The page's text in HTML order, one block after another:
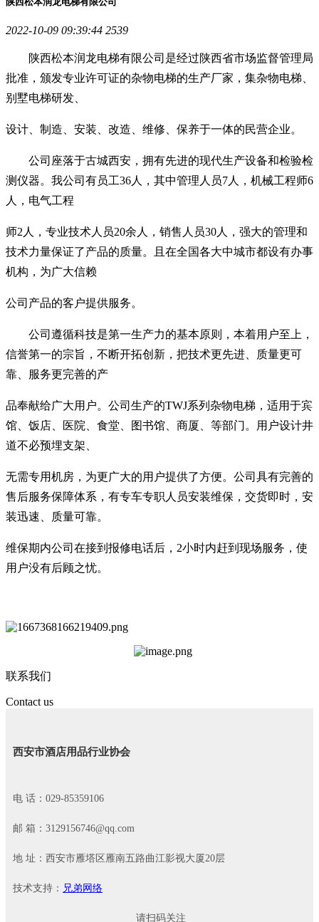
2022-10-09 09:39:44 2539
陕西松本润龙电梯有限公司是经过陕西省市场监督管理局
批准，颁发专业许可证的杂物电梯的生产厂家，集杂物电梯、
别墅电梯研发、
设计、制造、安装、改造、维修、保养于一体的民营企业。
公司座落于古城西安，拥有先进的现代生产设备和检验检
测仪器。我公司有员工36人，其中管理人员7人，机械工程师6
人，电气工程
师2人，专业技术人员20余人，销售人员30人，强大的管理和
技术力量保证了产品的质量。且在全国各大中城市都设有办事
机构，为广大信赖
公司产品的客户提供服务。
公司遵循科技是第一生产力的基本原则，本着用户至上，
信誉第一的宗旨，不断开拓创新，把技术更先进、质量更可
靠、服务更完善的产
品奉献给广大用户。 公司生产的TWJ系列杂物电梯，适用于宾
馆、饭店、医院、食堂、图书馆、商厦、等部门。用户设计井
道不必预埋支架、
无需专用机房，为更广大的用户提供了方便。 公司具有完善的
售后服务保障体系，有专车专职人员安装维保，交货即时，安
装迅速、质量可靠。
维保期内公司在接到报修电话后， 2小时内赶到现场服务，使
用户没有后顾之忧。
联系我们
Contact us
西安市酒店用品行业协会
电 话：029-85359106
邮 箱：3129156746@qq.com
地 址：西安市雁塔区雁南五路曲江影视大厦20层
技术支持： 兄弟网络
请扫码关注